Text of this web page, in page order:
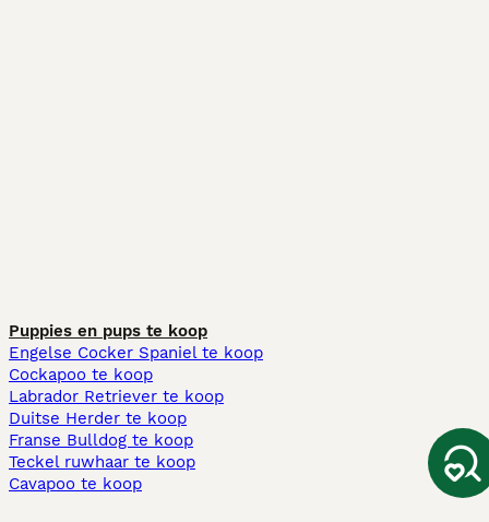
Puppies en pups te koop
Engelse Cocker Spaniel te koop
Cockapoo te koop
Labrador Retriever te koop
Duitse Herder te koop
Franse Bulldog te koop
Teckel ruwhaar te koop
Cavapoo te koop